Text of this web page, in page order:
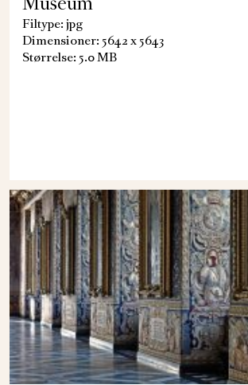
Filtype: jpg
Dimensioner: 5642 x 5643
Størrelse: 5.0 MB